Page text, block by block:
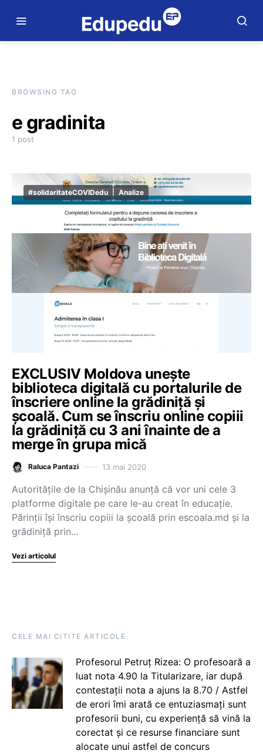
BROWSING TAG
e gradinita
1 post
#solidaritateCOVIDedu Analize
EXCLUSIV Moldova unește
biblioteca digitală cu portalurile de
înscriere online la grădiniță și
școală. Cum se înscriu online copiii
la grădiniță cu 3 ani înainte de a
merge în grupa mică
Raluca Pantazi 13 mai 2020
Autoritățile de la Chișinău anunță că vor uni cele 3
platforme digitale pe care le-au creat în educație.
Părinții își înscriu copiii la școală prin escoala.md și la
grădiniță prin…
Vezi articolul
CELE MAI CITITE ARTICOLE
Profesorul Petruț Rizea: O profesoară a
luat nota 4.90 la Titularizare, iar după
contestații nota a ajuns la 8.70 / Astfel
de erori îmi arată ce entuziasmați sunt
profesorii buni, cu experiență să vină la
corectat și ce resurse financiare sunt
alocate unui astfel de concurs